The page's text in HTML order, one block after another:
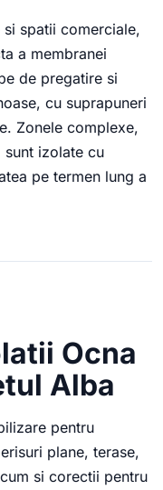
spatii comerciale,
a membranei
de pregatire si
cu suprapuneri
Zonele complexe,
izolate cu
pe termen lung a
Ocna
Alba
pentru
plane, terase,
si corectii pentru